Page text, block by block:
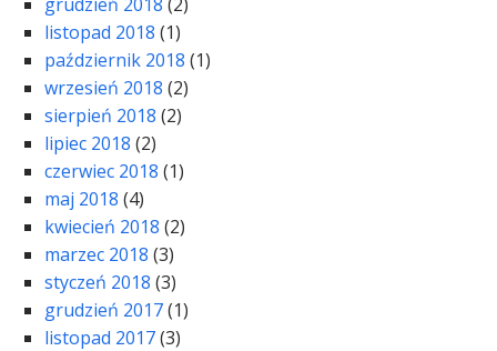
listopad 2018 (1)
październik 2018 (1)
wrzesień 2018 (2)
sierpień 2018 (2)
lipiec 2018 (2)
czerwiec 2018 (1)
maj 2018 (4)
kwiecień 2018 (2)
marzec 2018 (3)
styczeń 2018 (3)
grudzień 2017(1)
listopad 2017(3)